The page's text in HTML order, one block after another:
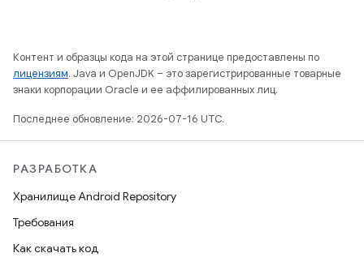
Контент и образцы кода на этой странице предоставлены по
лицензиям. Java и OpenJDK – это зарегистрированные товарные
знаки корпорации Oracle и ее аффилированных лиц.
Последнее обновление: 2026-07-16 UTC.
РАЗРАБОТКА
Хранилище Android Repository
Требования
Как скачать код